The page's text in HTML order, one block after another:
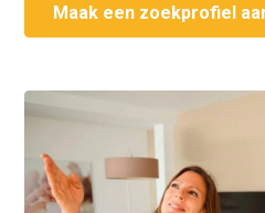
Maak een zoekprofiel